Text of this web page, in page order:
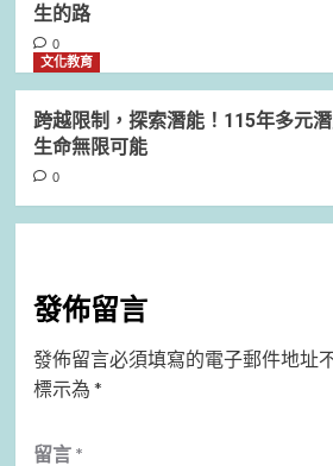
生的路
0
文化教育
跨越限制，探索潛能！115年多元
生命無限可能
0
發佈留言
發佈留言必須填寫的電子郵件地址
標示為 *
留言 *